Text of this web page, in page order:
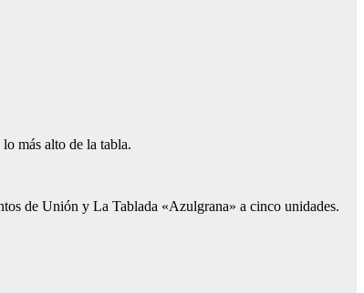
más alto de la tabla.
de Unión y La Tablada «Azulgrana» a cinco unidades.